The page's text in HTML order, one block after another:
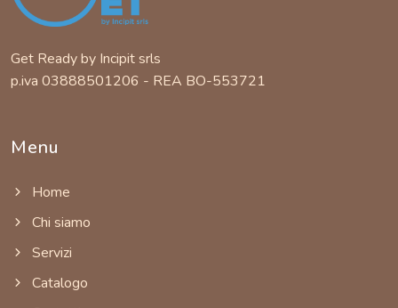
Get Ready by Incipit srls
p.iva 03888501206 - REA BO-553721
Menu
Home
Chi siamo
Servizi
Catalogo